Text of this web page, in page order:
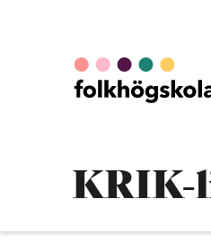
KRIK-